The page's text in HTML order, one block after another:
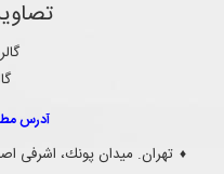
آدرس
♦ تهران. ميدان پونك، اشرفی